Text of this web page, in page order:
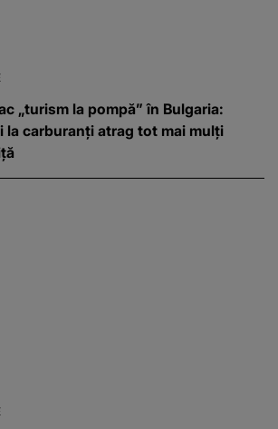
„turism la pompă” în Bulgaria:
la carburanți atrag tot mai mulți